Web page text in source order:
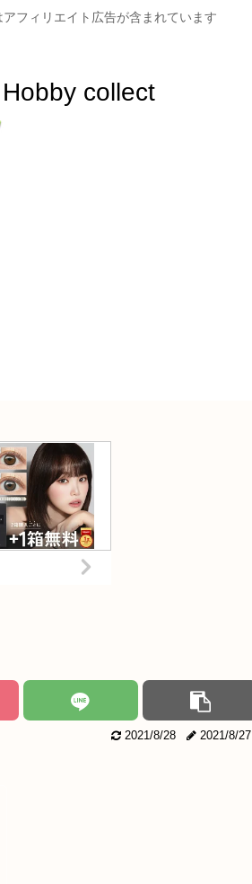
フィリエイト広告が含まれています
Hobby collect
2021/8/28 2021/8/27